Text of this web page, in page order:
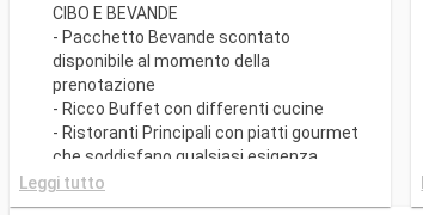
CIBO E BEVANDE
- Pacchetto Bevande scontato
disponibile al momento della
prenotazione
- Ricco Buffet con differenti cucine
- Ristoranti Principali con piatti gourmet
che soddisfano qualsiasi esigenza
dietetica
SPORT E INTRATTENIMENTO
Leggi tutto